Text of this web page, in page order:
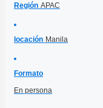
Región APAC
locación Manila
Formato
En persona